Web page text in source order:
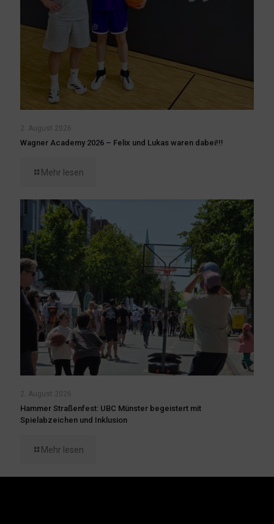
2. August 2026
Wagner Academy 2026 – Felix und Lukas waren dabei!!!
Mehr lesen
2. August 2026
Hammer Straßenfest: UBC Münster begeistert mit
Spielabzeichen und Inklusion
Mehr lesen